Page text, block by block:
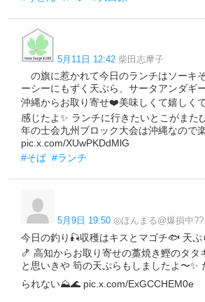
5月11日 12:42 柴田志摩子
の旗に惹かれて今日のランチはソーキ
ーシーにもずく天ぷら、サータアンダギ
沖縄からお取り寄せ❤️美味しくて嬉しく
感じたよ✨ ランチに行きたいとこがまた
年の士会九州ブロック大会は沖縄なので
pic.x.com/XUwPKDdMlG
#そば #ランチ
5月9日 19:50 ◎ほんまる@爆損中??
今日の釣り🎣収穫はキスとマゴチ🐟 天ぷ
🍤 高知からお取り寄せの藁焼き鰹のタタ
と思いきや 筍の天ぷらもしましたよ〜✨
られない⛰️🌊 pic.x.com/ExGCCHEM0e